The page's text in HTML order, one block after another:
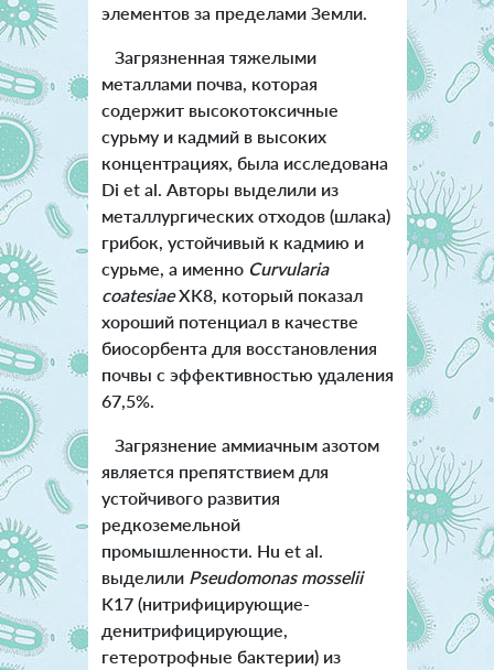
элементов за пределами Земли.
Загрязненная тяжелыми
металлами почва, которая
содержит высокотоксичные
сурьму и кадмий в высоких
концентрациях, была исследована
Di et al. Авторы выделили из
металлургических отходов (шлака)
грибок, устойчивый к кадмию и
сурьме, а именно Curvularia
coatesiaeXK8, который показал
хороший потенциал в качестве
биосорбента для восстановления
почвы с эффективностью удаления
67,5%.
Загрязнение аммиачным азотом
является препятствием для
устойчивого развития
редкоземельной
промышленности. Hu et al.
выделили Pseudomonas mosselii
K17 (нитрифицирующие-
денитрифицирующие,
гетеротрофные бактерии) из